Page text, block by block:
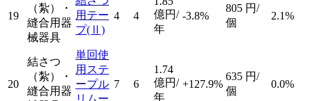
19
（紮）・
縫合用器
械器具
用テー
プ(Ⅱ)
4 4
億円/
年
-3.8%
805 円/
個
2.1%
20
結さつ
（紮）・
縫合用器
単回使
用ステ
ープル 7 6
1.74
億円/
年
+127.9%
635 円/
個
0.0%